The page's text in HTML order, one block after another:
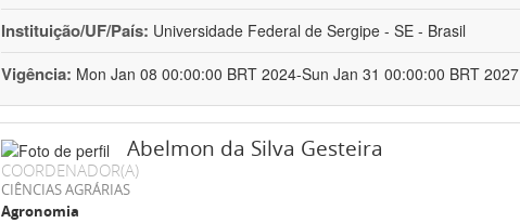
Instituição/UF/País: Universidade Federal de Sergipe - SE - Brasil
Vigência: Mon Jan 08 00:00:00 BRT 2024-Sun Jan 31 00:00:00 BRT 2027
Abelmon da Silva Gesteira
COORDENADOR(A)
CIÊNCIAS AGRÁRIAS
Agronomia